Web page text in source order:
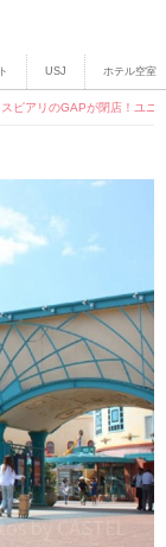
USJ ホテル空室
スピアリのGAPが閉店！ユ